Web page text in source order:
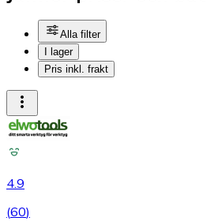
Alla filter
I lager
Pris inkl. frakt
4.9
(60)